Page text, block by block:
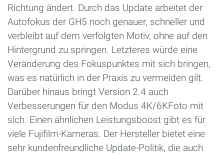
Richtung ändert. Durch das Update arbeitet der
Autofokus der GH5 noch genauer, schneller und
verbleibt auf dem verfolgten Motiv, ohne auf den
Hintergrund zu springen. Letzteres würde eine
Veränderung des Fokuspunktes mit sich bringen,
was es natürlich in der Praxis zu vermeiden gilt.
Darüber hinaus bringt Version 2.4 auch
Verbesserungen für den Modus 4K/6KFoto mit
sich. Einen ähnlichen Leistungsboost gibt es für
viele Fujifilm-Kameras. Der Hersteller bietet eine
sehr kundenfreundliche Update-Politik, die auch